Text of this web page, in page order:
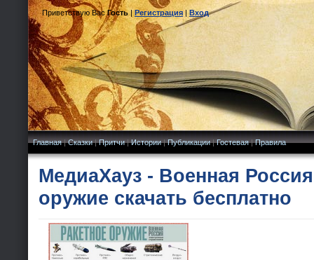
Приветствую Вас Гость|Регистрация|Вход
Главная|Сказки|Притчи|Истории|Публикации|Гостевая|Правила
МедиаХауз - Военная
оружие скачать бесплатно